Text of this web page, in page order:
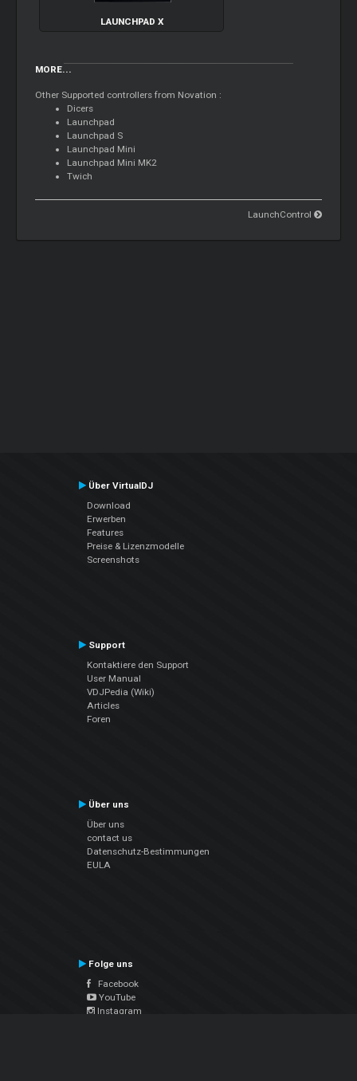
LAUNCHPAD X
MORE...
Other Supported controllers from Novation :
Dicers
Launchpad
Launchpad S
Launchpad Mini
Launchpad Mini MK2
Twich
LaunchControl
Über VirtualDJ
Download
Erwerben
Features
Preise & Lizenzmodelle
Screenshots
Support
Kontaktiere den Support
User Manual
VDJPedia (Wiki)
Articles
Foren
Über uns
Über uns
contact us
Datenschutz-Bestimmungen
EULA
Folge uns
Facebook
YouTube
Instagram